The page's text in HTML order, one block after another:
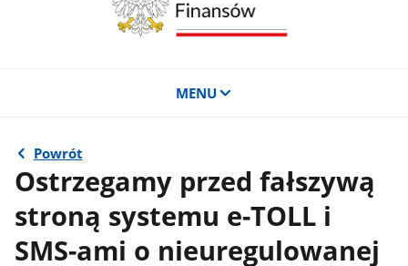
MENU
Powrót
Ostrzegamy przed fałszywą
stroną systemu e-TOLL i
SMS-ami o nieuregulowanej